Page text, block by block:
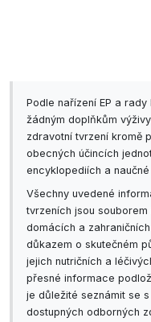
Podle nařízení EP a
žádným doplňkům
zdravotní tvrzení kromě
obecných účincích
encyklopediích a
Všechny uvedené
tvrzeních jsou
domácích a
důkazem o skutečném
jejich nutričních a
přesné informace
je důležité seznámit se
dostupných odborných